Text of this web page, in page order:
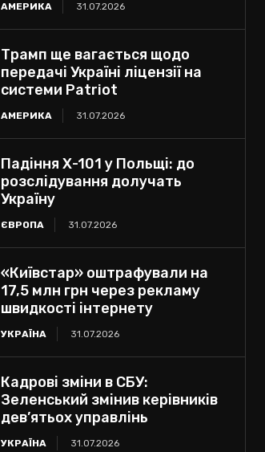
АМЕРИКА 31.07.2026
Трамп ще вагається щодо
передачі Україні ліцензії на
системи Patriot
АМЕРИКА 31.07.2026
Падіння Х-101 у Польщі: до
розслідування долучать
Україну
ЄВРОПА 31.07.2026
«Київстар» оштрафували на
17,5 млн грн через рекламу
швидкості інтернету
УКРАЇНА 31.07.2026
Кадрові зміни в СБУ:
Зеленський змінив керівників
дев’ятьох управлінь
УКРАЇНА 31.07.2026